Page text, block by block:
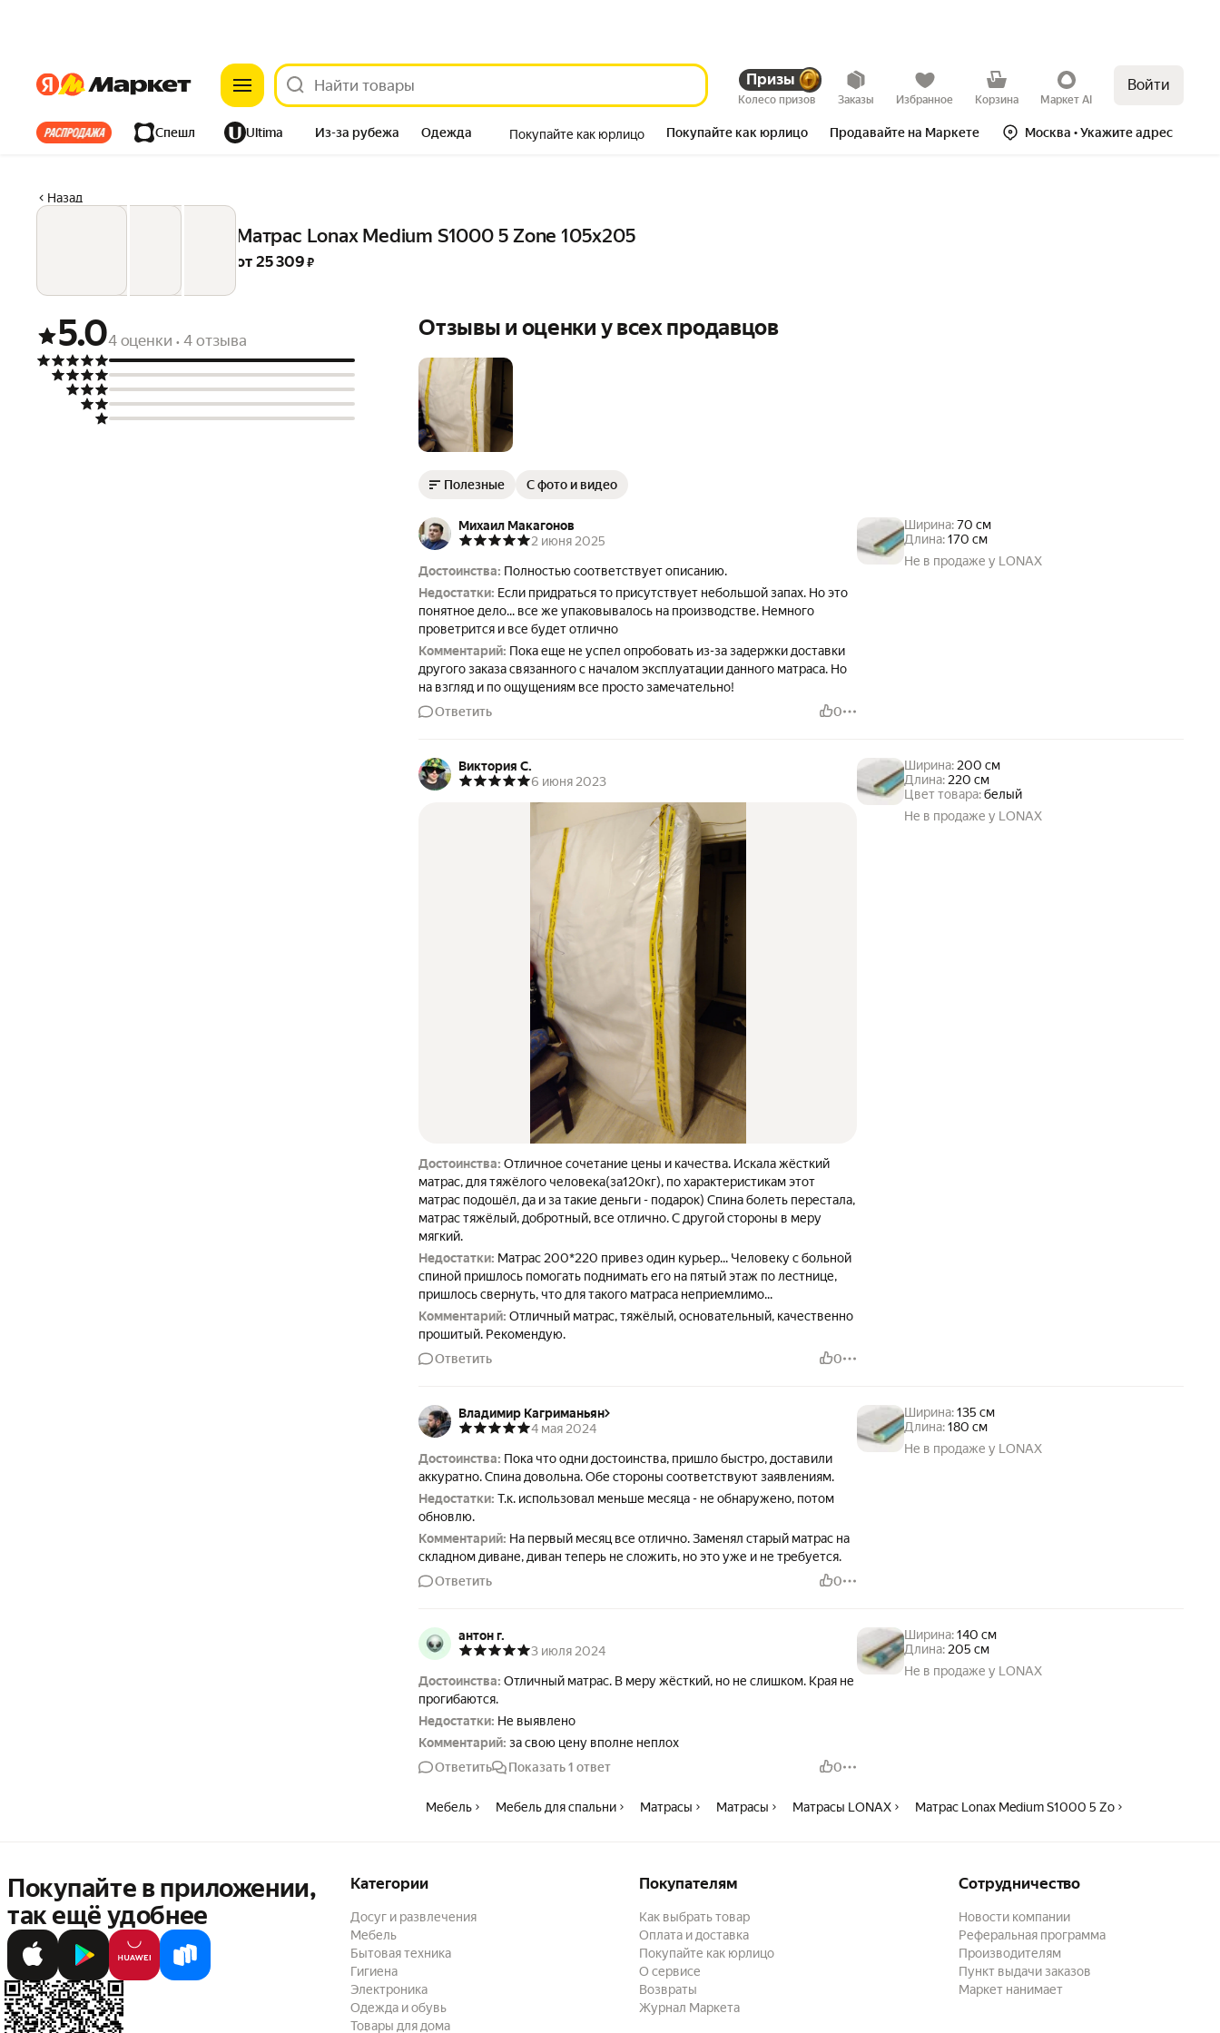
ЯндексЯндекс Призы
Колесо призов Заказы Избранное Корзина Маркет AI
Войти
Все хиты Спешл Ultima Из-за рубежа Одежда Покупайте как юрлицо Покупайте как юрлицо Продавайте на Маркете Москва • Укажите адрес
Назад
Матрас Lonax Medium S1000 5 Zone 105x205
от 25 309 ₽
5.04 оценки • 4 отзыва Отзывы и оценки у всех продавцов
Полезные С фото и видео
Михаил Макагонов
2 июня 2025
Достоинства: Полностью соответствует описанию.
Недостатки: Если придраться то присутствует небольшой запах. Но это
понятное дело... все же упаковывалось на производстве. Немного
проветрится и все будет отлично
Комментарий: Пока еще не успел опробовать из-за задержки доставки
другого заказа связанного с началом эксплуатации данного матраса. Но
на взгляд и по ощущениям все просто замечательно!
Ответить
0
Ширина:70 см
Длина:170 см
Не в продаже у LONAX
Виктория С.
6 июня 2023
Достоинства: Отличное сочетание цены и качества. Искала жёсткий
матрас, для тяжёлого человека(за120кг), по характеристикам этот
матрас подошёл, да и за такие деньги - подарок) Спина болеть перестала,
матрас тяжёлый, добротный, все отлично. С другой стороны в меру
мягкий.
Недостатки: Матрас 200*220 привез один курьер... Человеку с больной
спиной пришлось помогать поднимать его на пятый этаж по лестнице,
пришлось свернуть, что для такого матраса неприемлимо...
Комментарий: Отличный матрас, тяжёлый, основательный, качественно
прошитый. Рекомендую.
Ответить
0
Ширина: 200 см
Длина: 220 см
Цвет товара:белый
Не в продаже у LONAX
Владимир Кагриманьян
4 мая 2024
Достоинства: Пока что одни достоинства, пришло быстро, доставили
аккуратно. Спина довольна. Обе стороны соответствуют заявлениям.
Недостатки: Т.к. использовал меньше месяца - не обнаружено, потом
обновлю.
Комментарий: На первый месяц все отлично. Заменял старый матрас на
складном диване, диван теперь не сложить, но это уже и не требуется.
Ответить
0
Ширина:135 см
Длина:180 см
Не в продаже у LONAX
антон г.
3 июля 2024
Достоинства: Отличный матрас. В меру жёсткий, но не слишком. Края не
прогибаются.
Недостатки: Не выявлено
Комментарий: за свою цену вполне неплох
Ответить
Показать 1 ответ 0
Ширина:140 см
Длина: 205 см
Не в продаже у LONAX
Мебель Мебель для спальни Матрасы Матрасы Матрасы LONAX Матрас Lonax Medium S1000 5 Zo
Покупайте в приложении,
так ещё удобнее
Категории
Досуг и развлечения
Мебель
Бытовая техника
Гигиена
Электроника
Одежда и обувь
Товары для дома
Покупателям
Как выбрать товар
Оплата и доставка
Покупайте как юрлицо
О сервисе
Возвраты
Журнал Маркета
Сотрудничество
Новости компании
Реферальная программа
Производителям
Пункт выдачи заказов
Маркет нанимает